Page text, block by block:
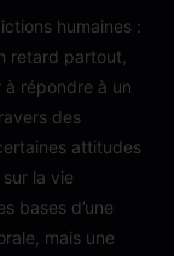
humaines :
retard partout,
à répondre à un
des
attitudes
la vie
bases d’une
mais une